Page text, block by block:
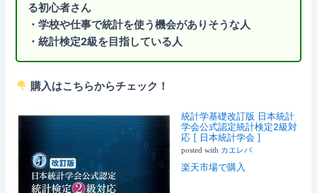
る初心者さん
・学校や仕事で統計を使う機会がありそうな人
・統計検定2級を目指している人
購入はこちらからチェック！
統計学基礎改訂版 日本統計
学会公式認定統計検定2級対
応 [ 日本統計学会 ]
posted with カエレバ
楽天市場で購入